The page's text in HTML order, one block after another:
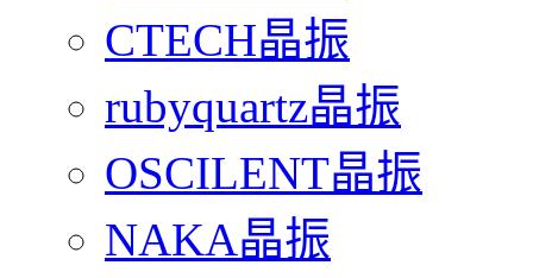
CTECH晶振
rubyquartz晶振
OSCILENT晶振
NAKA晶振